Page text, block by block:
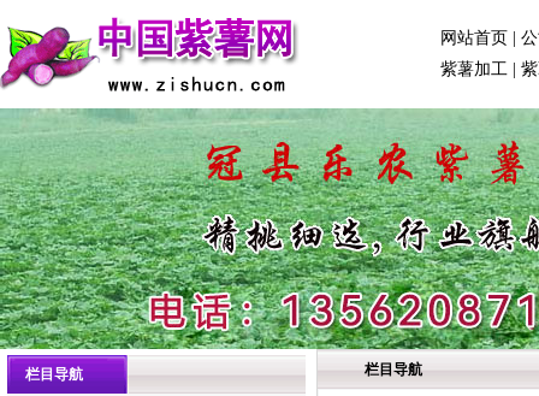
网站首页
紫薯加工|
栏目导航 栏目导航